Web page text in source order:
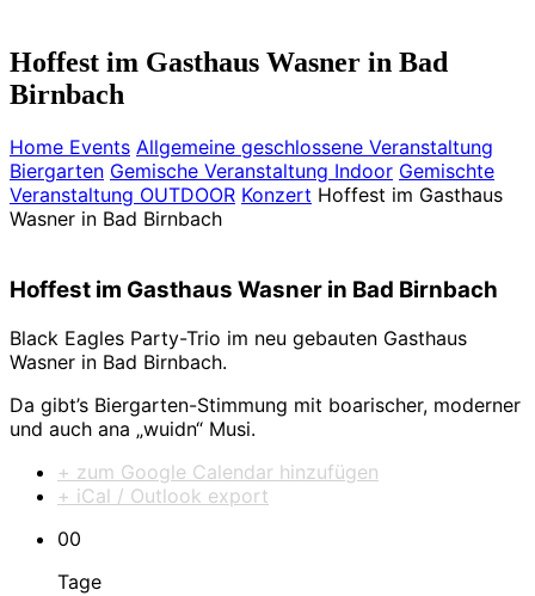
Hoffest im Gasthaus Wasner in Bad
Birnbach
Home Events Allgemeine geschlossene Veranstaltung
Biergarten Gemische Veranstaltung Indoor Gemischte
Veranstaltung OUTDOOR Konzert Hoffest im Gasthaus
Wasner in Bad Birnbach
Hoffest im Gasthaus Wasner in Bad Birnbach
Black Eagles Party-Trio im neu gebauten Gasthaus
Wasner in Bad Birnbach.
Da gibt’s Biergarten-Stimmung mit boarischer, moderner
und auch ana „wuidn“ Musi.
+ zum Google Calendar hinzufügen
+ iCal / Outlook export
00
Tage